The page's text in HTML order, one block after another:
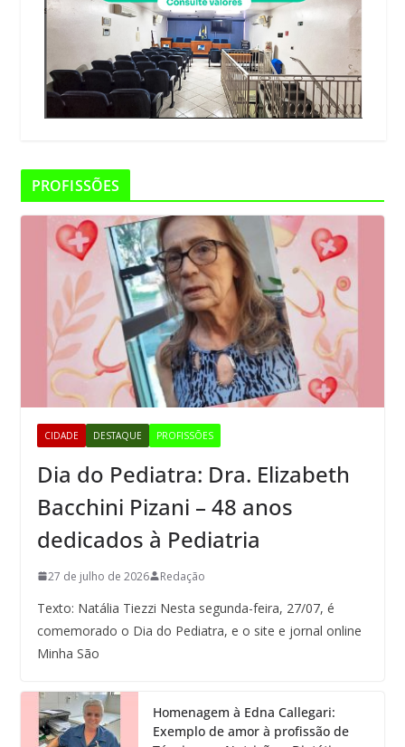
PROFISSÕES
CIDADE DESTAQUE PROFISSÕES
Dia do Pediatra: Dra. Elizabeth
Bacchini Pizani – 48 anos
dedicados à Pediatria
27 de julho de 2026 Redação
Texto: Natália Tiezzi Nesta segunda-feira, 27/07, é
comemorado o Dia do Pediatra, e o site e jornal online
Minha São
Homenagem à Edna Callegari:
Exemplo de amor à profissão de